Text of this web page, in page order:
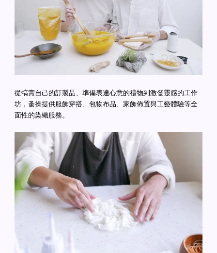
從犒賞自己的訂製品、準備表達心意的禮物到激發靈感的工作
坊，蚤操提供服飾穿搭、包物布品、家飾佈置與工藝體驗等全
面性的染織服務。